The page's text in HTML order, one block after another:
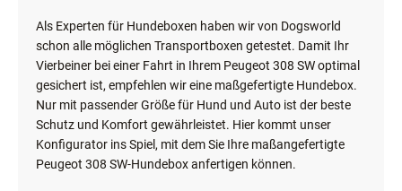
Als Experten für Hundeboxen haben wir von Dogsworld
schon alle möglichen Transportboxen getestet. Damit Ihr
Vierbeiner bei einer Fahrt in Ihrem Peugeot 308 SW optimal
gesichert ist, empfehlen wir eine maßgefertigte Hundebox.
Nur mit passender Größe für Hund und Auto ist der beste
Schutz und Komfort gewährleistet. Hier kommt unser
Konfigurator ins Spiel, mit dem Sie Ihre maßangefertigte
Peugeot 308 SW-Hundebox anfertigen können.